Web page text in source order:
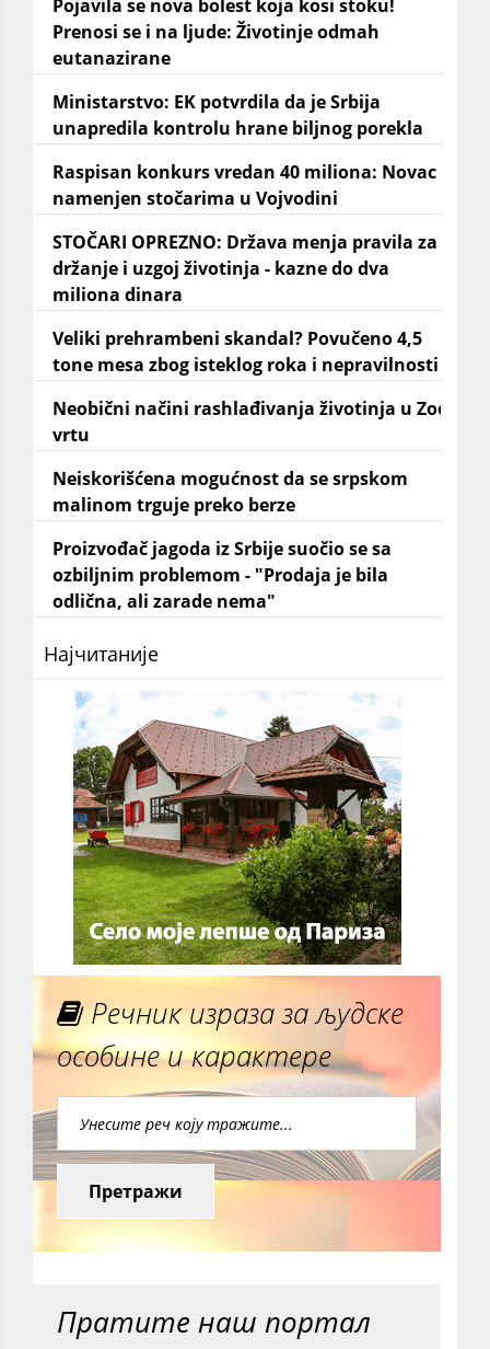
Pojavila se nova bolest koja kosi stoku!
Prenosi se i na ljude: Životinje odmah
eutanazirane
Ministarstvo: EK potvrdila da je Srbija
unapredila kontrolu hrane biljnog porekla
Raspisan konkurs vredan 40 miliona: Novac
namenjen stočarima u Vojvodini
STOČARI OPREZNO: Država menja pravila za
držanje i uzgoj životinja - kazne do dva
miliona dinara
Veliki prehrambeni skandal? Povučeno 4,5
tone mesa zbog isteklog roka i nepravilnosti
Neobični načini rashlađivanja životinja u Zoo
vrtu
Neiskorišćena mogućnost da se srpskom
malinom trguje preko berze
Proizvođač jagoda iz Srbije suočio se sa
ozbiljnim problemom - "Prodaja je bila
odlična, ali zarade nema"
Најчитаније
Речник израза за људске
особине и карактере
Претражи
Пратите наш портал